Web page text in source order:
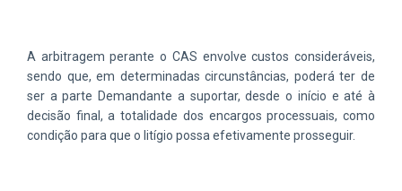
A arbitragem perante o CAS envolve custos consideráveis,
sendo que, em determinadas circunstâncias, poderá ter de
ser a parte Demandante a suportar, desde o início e até à
decisão final, a totalidade dos encargos processuais, como
condição para que o litígio possa efetivamente prosseguir.